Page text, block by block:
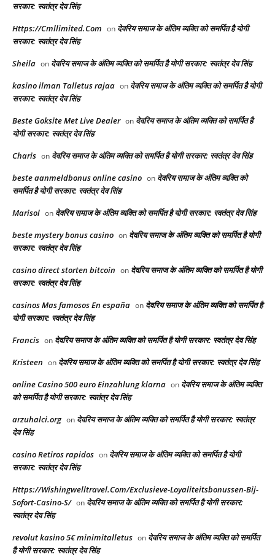
सरकार: स्वतंत्र देव सिंह
Https://Cmllimited.Com on देवरिय समाज के अंतिम व्यक्ति को समर्पित है योगी
सरकार: स्वतंत्र देव सिंह
Sheila on देवरिय समाज के अंतिम व्यक्ति को समर्पित है योगी सरकार: स्वतंत्र देव सिंह
kasino ilman Talletus rajaa on देवरिय समाज के अंतिम व्यक्ति को समर्पित है योगी
सरकार: स्वतंत्र देव सिंह
Beste Goksite Met Live Dealer on देवरिय समाज के अंतिम व्यक्ति को समर्पित है
योगी सरकार: स्वतंत्र देव सिंह
Charis on देवरिय समाज के अंतिम व्यक्ति को समर्पित है योगी सरकार: स्वतंत्र देव सिंह
beste aanmeldbonus online casino on देवरिय समाज के अंतिम व्यक्ति को
समर्पित है योगी सरकार: स्वतंत्र देव सिंह
Marisol on देवरिय समाज के अंतिम व्यक्ति को समर्पित है योगी सरकार: स्वतंत्र देव सिंह
beste mystery bonus casino on देवरिय समाज के अंतिम व्यक्ति को समर्पित है योगी
सरकार: स्वतंत्र देव सिंह
casino direct storten bitcoin on देवरिय समाज के अंतिम व्यक्ति को समर्पित है योगी
सरकार: स्वतंत्र देव सिंह
casinos Mas famosos En españa on देवरिय समाज के अंतिम व्यक्ति को समर्पित है
योगी सरकार: स्वतंत्र देव सिंह
Francis on देवरिय समाज के अंतिम व्यक्ति को समर्पित है योगी सरकार: स्वतंत्र देव सिंह
Kristeen on देवरिय समाज के अंतिम व्यक्ति को समर्पित है योगी सरकार: स्वतंत्र देव सिंह
online Casino 500 euro Einzahlung klarna on देवरिय समाज के अंतिम व्यक्ति
को समर्पित है योगी सरकार: स्वतंत्र देव सिंह
arzuhalci.org on देवरिय समाज के अंतिम व्यक्ति को समर्पित है योगी सरकार: स्वतंत्र
देव सिंह
casino Retiros rapidos on देवरिय समाज के अंतिम व्यक्ति को समर्पित है योगी
सरकार: स्वतंत्र देव सिंह
Https://Wishingwelltravel.Com/Exclusieve-Loyaliteitsbonussen-Bij-
Sofort-Casino-S/ on देवरिय समाज के अंतिम व्यक्ति को समर्पित है योगी सरकार:
स्वतंत्र देव सिंह
revolut kasino 5€ minimitalletus on देवरिय समाज के अंतिम व्यक्ति को समर्पित
है योगी सरकार: स्वतंत्र देव सिंह